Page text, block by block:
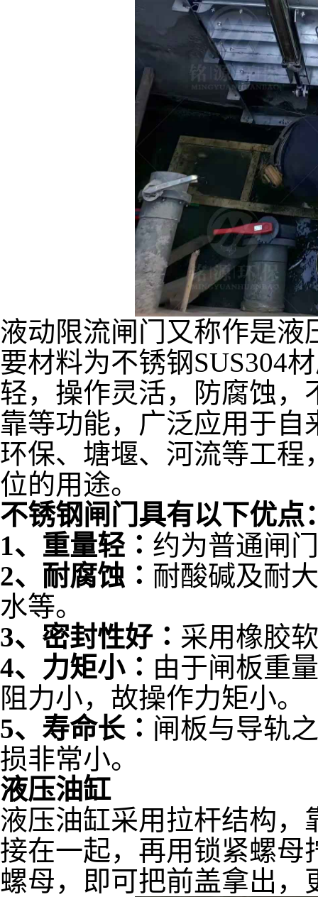
液动限流闸门又称作是
要材料为不锈钢SUS304
轻，操作灵活，防腐蚀，
靠等功能，广泛应用于自
环保、塘堰、河流等工程
位的用途。
不锈钢闸门具有以下优点
1、重量轻∶ 约为普通闸
2、耐腐蚀∶ 耐酸碱及耐
水等。
3、密封性好∶ 采用橡胶
4、力矩小∶ 由于闸板重
阻力小，故操作力矩小。
5、寿命长∶ 闸板与导轨
损非常小。
液压油缸
液压油缸采用拉杆结构，
接在一起，再用锁紧螺母
螺母，即可把前盖拿出，